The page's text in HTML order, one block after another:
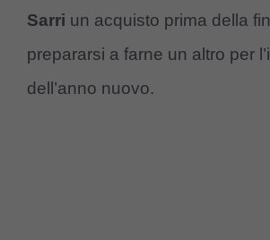
Sarri un acquisto prima della
prepararsi a farne un altro per
dell’anno nuovo.